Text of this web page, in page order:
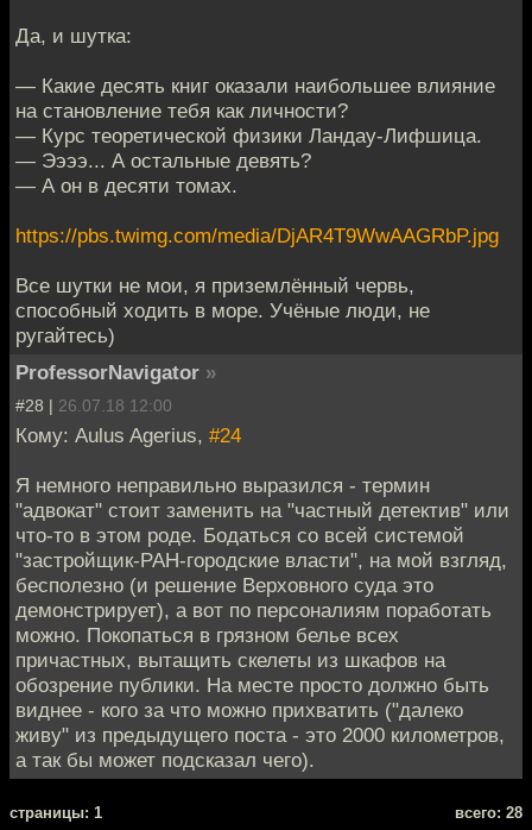
Да, и шутка:
— Какие десять книг оказали наибольшее влияние
на становление тебя как личности?
— Курс теоретической физики Ландау-Лифшица.
— Ээээ... А остальные девять?
— А он в десяти томах.
https://pbs.twimg.com/media/DjAR4T9WwAAGRbP.jpg
Все шутки не мои, я приземлённый червь,
способный ходить в море. Учёные люди, не
ругайтесь)
ProfessorNavigator »
#28 | 26.07.18 12:00
Кому: Aulus Agerius, #24
Я немного неправильно выразился - термин
"адвокат" стоит заменить на "частный детектив" или
что-то в этом роде. Бодаться со всей системой
"застройщик-РАН-городские власти", на мой взгляд,
бесполезно (и решение Верховного суда это
демонстрирует), а вот по персоналиям поработать
можно. Покопаться в грязном белье всех
причастных, вытащить скелеты из шкафов на
обозрение публики. На месте просто должно быть
виднее - кого за что можно прихватить ("далеко
живу" из предыдущего поста - это 2000 километров,
а так бы может подсказал чего).
cтраницы: 1 всего: 28